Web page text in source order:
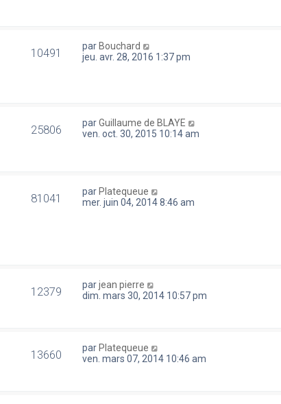
10491 parBouchard
jeu. avr. 28, 2016 1:37 pm
25806 parGuillaume de BLAYE
ven. oct. 30, 2015 10:14 am
81041 par Platequeue
mer. juin 04, 2014 8:46 am
12379 parjean pierre
dim. mars 30, 2014 10:57 pm
13660 par Platequeue
ven. mars 07, 2014 10:46 am